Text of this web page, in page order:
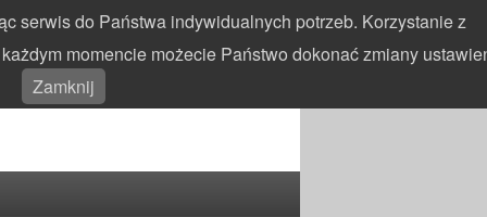
for:
serwis do Państwa indywidualnych potrzeb. Korzystanie z
momencie możecie Państwo dokonać zmiany
Zamknij